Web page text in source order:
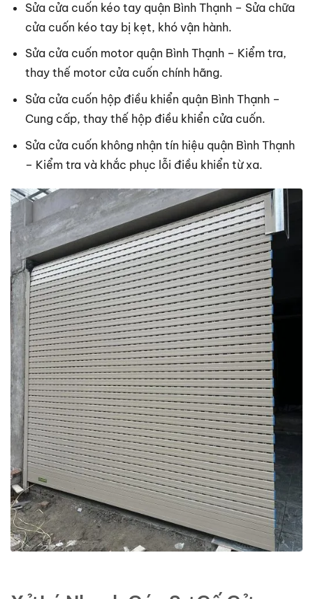
Sửa cửa cuốn kéo tay quận Bình Thạnh – Sửa chữa
cửa cuốn kéo tay bị kẹt, khó vận hành.
Sửa cửa cuốn motor quận Bình Thạnh – Kiểm tra,
thay thế motor cửa cuốn chính hãng.
Sửa cửa cuốn hộp điều khiển quận Bình Thạnh –
Cung cấp, thay thế hộp điều khiển cửa cuốn.
Sửa cửa cuốn không nhận tín hiệu quận Bình Thạnh
– Kiểm tra và khắc phục lỗi điều khiển từ xa.